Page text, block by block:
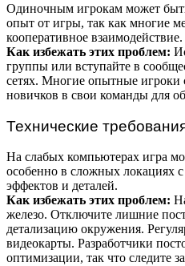
Одиночным игрокам может
опыт от игры, так как многие
кооперативное взаимодействие.
Как избежать этих проблем:
группы или вступайте в
сетях. Многие опытные игроки
новичков в свои команды для
Технические
На слабых компьютерах игра
особенно в сложных локациях
эффектов и деталей.
Как избежать этих проблем:
железо. Отключите лишние
детализацию окружения.
видеокарты. Разработчики
оптимизации, так что следите